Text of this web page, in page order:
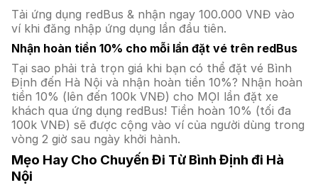
Tải ứng dụng redBus & nhận ngay 100.000 VNĐ vào
ví khi đăng nhập ứng dụng lần đầu tiên.
Nhận hoàn tiền 10% cho mỗi lần đặt vé trên redBus
Tại sao phải trả trọn giá khi bạn có thể đặt vé Bình
Định đến Hà Nội và nhận hoàn tiền 10%? Nhận hoàn
tiền 10% (lên đến 100k VNĐ) cho MỌI lần đặt xe
khách qua ứng dụng redBus! Tiền hoàn 10% (tối đa
100k VNĐ) sẽ được cộng vào ví của người dùng trong
vòng 2 giờ sau ngày khởi hành.
Mẹo Hay Cho Chuyến Đi Từ Bình Định đi Hà
Nội